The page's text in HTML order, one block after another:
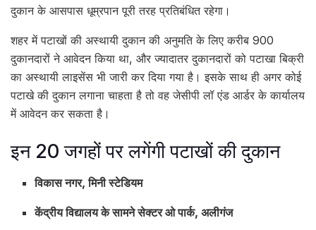
दुकान के आसपास धूम्रपान पूरी तरह प्रतिबंधित रहेगा।
शहर में पटाखों की अस्थायी दुकान की अनुमति के लिए करीब 900
दुकानदारों ने आवेदन किया था, और ज्यादातर दुकानदारों को पटाखा बिक्री
का अस्थायी लाइसेंस भी जारी कर दिया गया है। इसके साथ ही अगर कोई
पटाखे की दुकान लगाना चाहता है तो वह जेसीपी लॉ एंड आर्डर के कार्यालय
में आवेदन कर सकता है।
इन 20 जगहों पर लगेंगी पटाखों की दुकान
विकास नगर, मिनी स्टेडियम
केंद्रीय विद्यालय के सामने सेक्टर ओ पार्क, अलीगंज